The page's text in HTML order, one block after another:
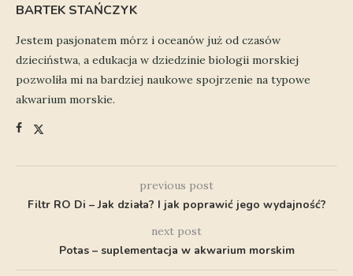
BARTEK STAŃCZYK
Jestem pasjonatem mórz i oceanów już od czasów
dzieciństwa, a edukacja w dziedzinie biologii morskiej
pozwoliła mi na bardziej naukowe spojrzenie na typowe
akwarium morskie.
previous post
Filtr RO Di – Jak działa? I jak poprawić jego wydajność?
next post
Potas – suplementacja w akwarium morskim